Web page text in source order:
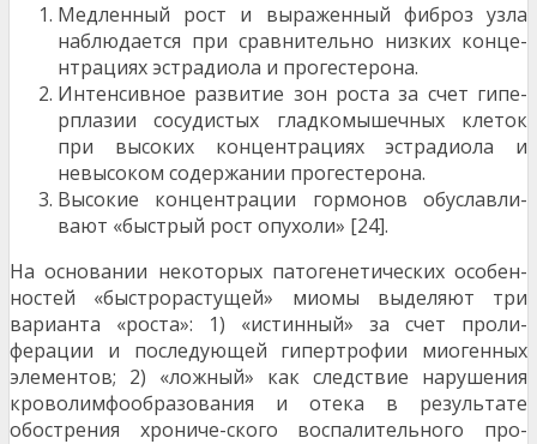
Медленный рост и выраженный фиброз узла
наблюдается при сравнительно низких конце­
нтрациях эстрадиола и прогестерона.
Интенсивное развитие зон роста за счет гипе­
рплазии сосудистых гладкомышечных кле­ток
при высоких концентрациях эстрадиола и
невысоком содержании прогестерона.
Высокие концентрации гормонов обуславли­
вают «быстрый рост опухоли» [24].
На основании некоторых патогенетических особен­
ностей «быстрорастущей» миомы выделяют три
варианта «роста»: 1) «истинный» за счет проли­
ферации и последующей гипертрофии миогенных
элементов; 2) «ложный» как следствие наруше­ния
кроволимфообразования и отека в результате
обострения хрониче-ского воспалительного про­